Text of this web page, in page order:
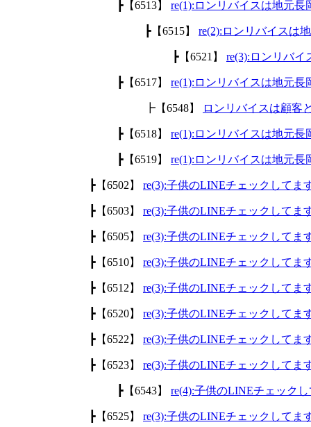
┣【6513】 re(1):ロンリバイスは地元
┣【6515】 re(2):ロンリバイスは
┣【6521】 re(3):ロンリバ
┣【6517】 re(1):ロンリバイスは地元
┣【6548】 ロンリバイスは顧客
┣【6518】 re(1):ロンリバイスは地元
┣【6519】 re(1):ロンリバイスは地元
┣【6502】 re(3):子供のLINEチェックしてま
┣【6503】 re(3):子供のLINEチェックしてま
┣【6505】 re(3):子供のLINEチェックしてま
┣【6510】 re(3):子供のLINEチェックしてま
┣【6512】 re(3):子供のLINEチェックしてま
┣【6520】 re(3):子供のLINEチェックしてま
┣【6522】 re(3):子供のLINEチェックしてま
┣【6523】 re(3):子供のLINEチェックしてま
┣【6543】 re(4):子供のLINEチェック
┣【6525】 re(3):子供のLINEチェックしてま